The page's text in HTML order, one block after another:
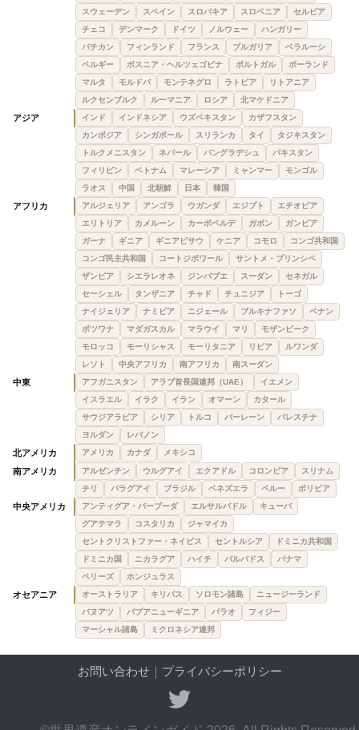
スウェーデン
スペイン スロバキア スロベニア
セルビア
チェコ
デンマーク ドイツ ノルウェー
ハンガリー
バチカン
フィンランド フランス ブルガリア
ベラルーシ
ベルギー
ボスニア・ヘルツェゴビナ ポルトガル
ポーランド
マルタ
モルドバ モンテネグロ ラトビア
リトアニア
ルクセンブルク
ルーマニア ロシア 北マケドニア
アジア インド インドネシア ウズベキスタン
カザフスタン
カンボジア
シンガポール スリランカ タイ
タジキスタン
トルクメニスタン
ネパール バングラデシュ
パキスタン
フィリピン
ベトナム マレーシア ミャンマー
モンゴル
ラオス
中国 北朝鮮 日本 韓国
アフリカ アルジェリア アンゴラ ウガンダ エジプト
エチオピア
エリトリア
カメルーン カーボベルデ ガボン
ガンビア
ガーナ
ギニア ギニアビサウ ケニア コモロ
コンゴ共和国
コンゴ民主共和国
コートジボワール
サントメ・プリンシペ
ザンビア
シエラレオネ ジンバブエ スーダン
セネガル
セーシェル
タンザニア チャド チュニジア
トーゴ
ナイジェリア
ナミビア ニジェール ブルキナファソ
ベナン
ボツワナ
マダガスカル マラウイ マリ
モザンビーク
モロッコ
モーリシャス モーリタニア リビア
ルワンダ
レソト
中央アフリカ 南アフリカ 南スーダン
中東 アフガニスタン アラブ首長国連邦（UAE）
イエメン
イスラエル
イラク イラン オマーン
カタール
サウジアラビア
シリア トルコ バーレーン
パレスチナ
ヨルダン
レバノン
北アメリカ アメリカ カナダ メキシコ
南アメリカ アルゼンチン ウルグアイ エクアドル コロンビア
スリナム
チリ
パラグアイ ブラジル ベネズエラ ペルー ボリビア
中央アメリカ アンティグア・バーブーダ エルサルバドル
キューバ
グアテマラ
コスタリカ
ジャマイカ
セントクリストファー・ネイビス
セントルシア
ドミニカ共和国
ドミニカ国
ニカラグア ハイチ バルバドス
パナマ
ベリーズ
ホンジュラス
オセアニア オーストラリア キリバス ソロモン諸島
ニュージーランド
バヌアツ
パプアニューギニア パラオ
フィジー
マーシャル諸島
ミクロネシア連邦
お問い合わせ｜ プライバシーポリシー